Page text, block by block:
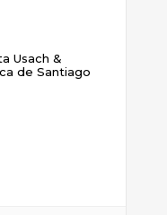
de Santiago